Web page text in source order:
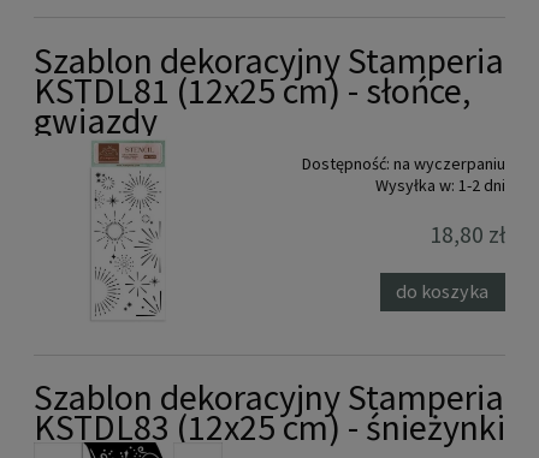
Szablon dekoracyjny Stamperia
KSTDL81 (12x25 cm) - słońce,
gwiazdy
Dostępność: na wyczerpaniu
Wysyłka w: 1-2 dni
18,80 zł
do koszyka
Szablon dekoracyjny Stamperia
KSTDL83 (12x25 cm) - śnieżynki